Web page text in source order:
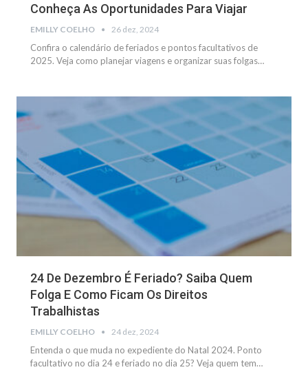
Conheça As Oportunidades Para Viajar
EMILLY COELHO 26 dez, 2024
Confira o calendário de feriados e pontos facultativos de
2025. Veja como planejar viagens e organizar suas folgas…
24 De Dezembro É Feriado? Saiba Quem
Folga E Como Ficam Os Direitos
Trabalhistas
EMILLY COELHO 24 dez, 2024
Entenda o que muda no expediente do Natal 2024. Ponto
facultativo no dia 24 e feriado no dia 25? Veja quem tem…